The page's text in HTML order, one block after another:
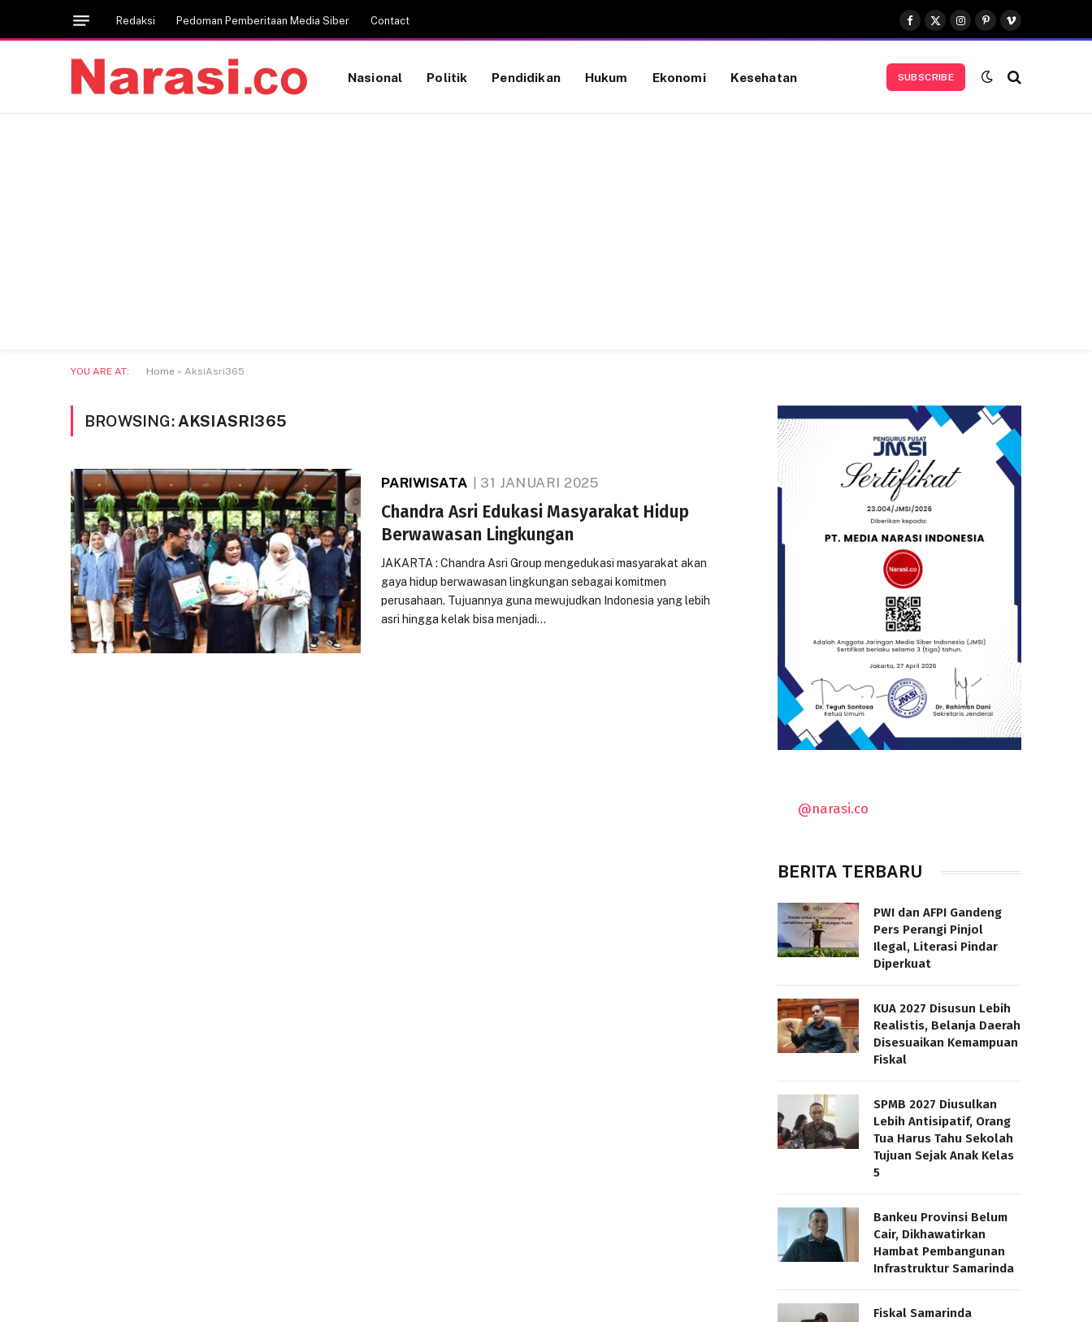
Redaksi Pedoman Pemberitaan Media Siber Contact
Facebook
X
(Twitter)
Instagram
Pinterest
Vimeo
Nasional Politik Pendidikan Hukum Ekonomi Kesehatan SUBSCRIBE
YOU ARE AT: Home » AksiAsri365
BROWSING: AKSIASRI365
PARIWISATA 31 JANUARI 2025
Chandra Asri Edukasi Masyarakat Hidup
Berwawasan Lingkungan
JAKARTA : Chandra Asri Group mengedukasi masyarakat akan
gaya hidup berwawasan lingkungan sebagai komitmen
perusahaan. Tujuannya guna mewujudkan Indonesia yang lebih
asri hingga kelak bisa menjadi…
@narasi.co
BERITA TERBARU
PWI dan AFPI Gandeng
Pers Perangi Pinjol
Ilegal, Literasi Pindar
Diperkuat
KUA 2027 Disusun Lebih
Realistis, Belanja Daerah
Disesuaikan Kemampuan
Fiskal
SPMB 2027 Diusulkan
Lebih Antisipatif, Orang
Tua Harus Tahu Sekolah
Tujuan Sejak Anak Kelas
5
Bankeu Provinsi Belum
Cair, Dikhawatirkan
Hambat Pembangunan
Infrastruktur Samarinda
Fiskal Samarinda